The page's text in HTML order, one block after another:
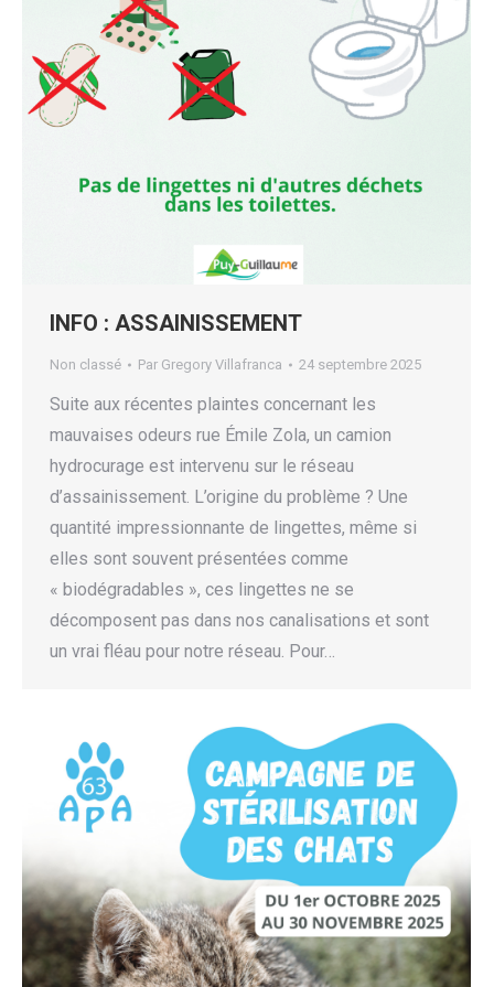
INFO : ASSAINISSEMENT
Non classé Par Gregory Villafranca 24 septembre 2025
Suite aux récentes plaintes concernant les
mauvaises odeurs rue Émile Zola, un camion
hydrocurage est intervenu sur le réseau
d’assainissement. L’origine du problème ? Une
quantité impressionnante de lingettes, même si
elles sont souvent présentées comme
« biodégradables », ces lingettes ne se
décomposent pas dans nos canalisations et sont
un vrai fléau pour notre réseau. Pour…